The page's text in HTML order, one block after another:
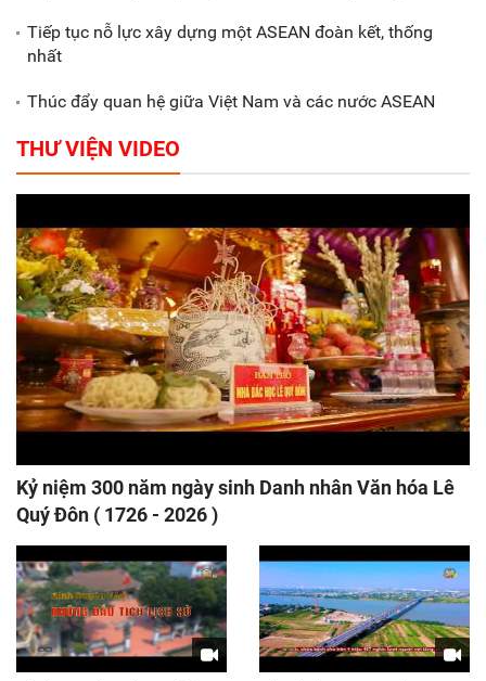
Tiếp tục nỗ lực xây dựng một ASEAN đoàn kết, thống
nhất
Thúc đẩy quan hệ giữa Việt Nam và các nước ASEAN
THƯ VIỆN VIDEO
Kỷ niệm 300 năm ngày sinh Danh nhân Văn hóa Lê
Quý Đôn ( 1726 - 2026 )